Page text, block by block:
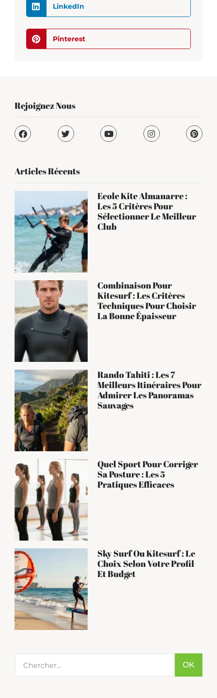
LinkedIn
Pinterest
Rejoignez Nous
Articles Récents
Ecole Kite Almanarre :
Les 5 Critères Pour
Sélectionner Le Meilleur
Club
Combinaison Pour
Kitesurf : Les Critères
Techniques Pour Choisir
La Bonne Épaisseur
Rando Tahiti : Les 7
Meilleurs Itinéraires Pour
Admirer Les Panoramas
Sauvages
Quel Sport Pour Corriger
Sa Posture : Les 5
Pratiques Efficaces
Sky Surf Ou Kitesurf : Le
Choix Selon Votre Profil
Et Budget
OK